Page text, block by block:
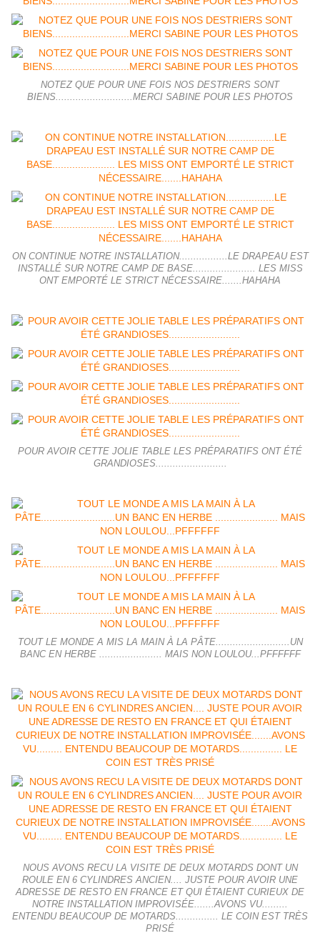
NOTEZ QUE POUR UNE FOIS NOS DESTRIERS SONT
BIENS...........................MERCI SABINE POUR LES PHOTOS
ON CONTINUE NOTRE INSTALLATION.................LE DRAPEAU EST
INSTALLÉ SUR NOTRE CAMP DE BASE...................... LES MISS
ONT EMPORTÉ LE STRICT NÉCESSAIRE.......HAHAHA
POUR AVOIR CETTE JOLIE TABLE LES PRÉPARATIFS ONT ÉTÉ
GRANDIOSES.........................
TOUT LE MONDE A MIS LA MAIN À LA PÂTE..........................UN
BANC EN HERBE ...................... MAIS NON LOULOU...PFFFFFF
NOUS AVONS RECU LA VISITE DE DEUX MOTARDS DONT UN
ROULE EN 6 CYLINDRES ANCIEN.... JUSTE POUR AVOIR UNE
ADRESSE DE RESTO EN FRANCE ET QUI ÉTAIENT CURIEUX DE
NOTRE INSTALLATION IMPROVISÉE.......AVONS VU.........
ENTENDU BEAUCOUP DE MOTARDS............... LE COIN EST TRÈS
PRISÉ